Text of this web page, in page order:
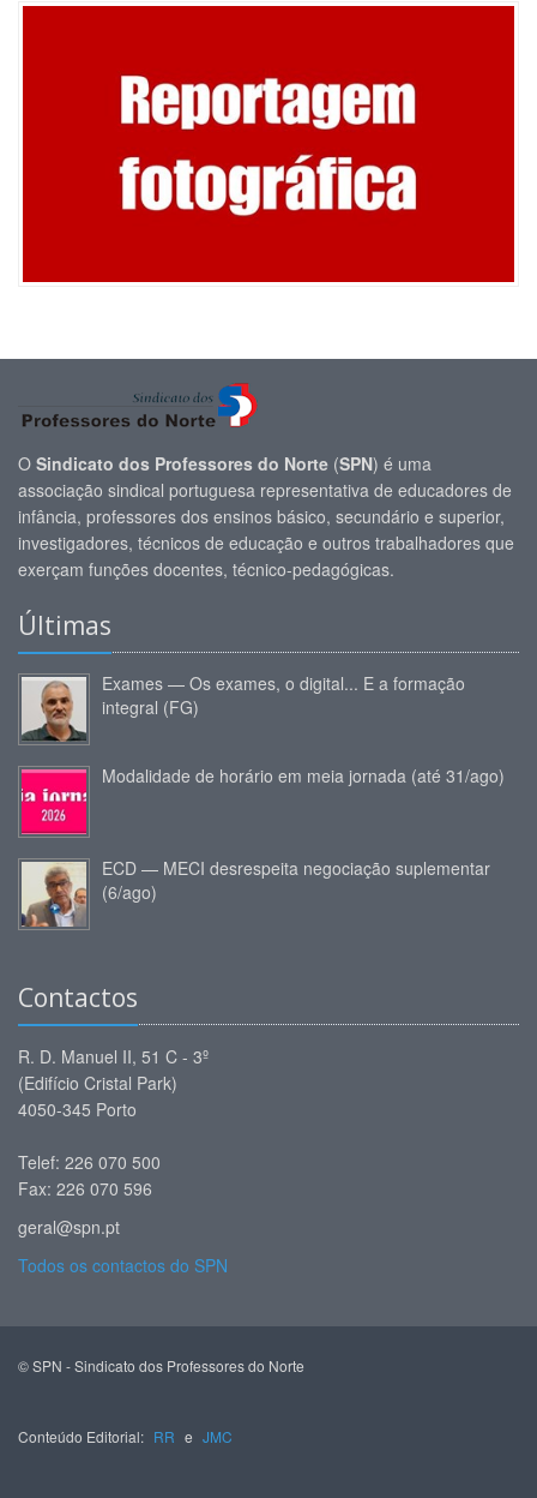
O Sindicato dos Professores do Norte (SPN) é uma
associação sindical portuguesa representativa de educadores de
infância, professores dos ensinos básico, secundário e superior,
investigadores, técnicos de educação e outros trabalhadores que
exerçam funções docentes, técnico-pedagógicas.
Últimas
Exames — Os exames, o digital... E a formação
integral (FG)
Modalidade de horário em meia jornada (até 31/ago)
ECD — MECI desrespeita negociação suplementar
(6/ago)
Contactos
R. D. Manuel II, 51 C - 3º
(Edifício Cristal Park)
4050-345 Porto
Telef: 226 070 500
Fax: 226 070 596
geral@spn.pt
Todos os contactos do SPN
© SPN - Sindicato dos Professores do Norte
Conteúdo Editorial: RR e JMC